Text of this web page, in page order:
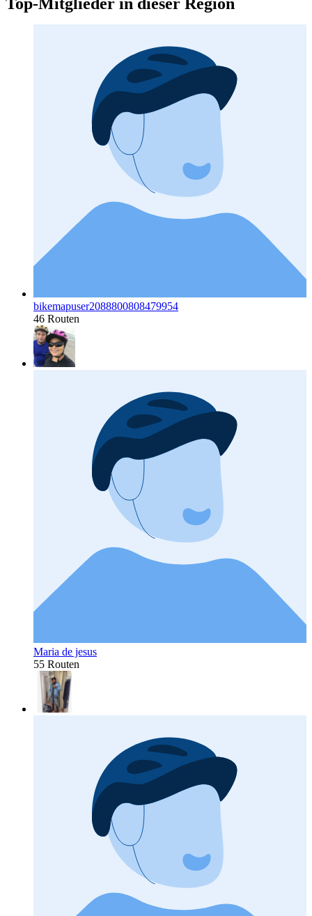
Top-Mitglieder in dieser Region
bikemapuser2088800808479954
46 Routen
Maria de jesus
55 Routen